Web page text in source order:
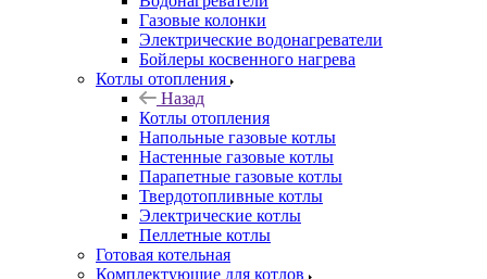
Газовые колонки
Электрические водонагреватели
Бойлеры косвенного нагрева
Котлы отопления
Назад
Котлы отопления
Напольные газовые котлы
Настенные газовые котлы
Парапетные газовые котлы
Твердотопливные котлы
Электрические котлы
Пеллетные котлы
Готовая котельная
Комплектующие для котлов